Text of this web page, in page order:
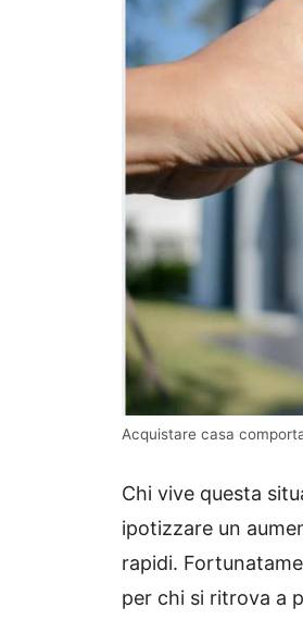
Acquistare casa
Chi vive questa
ipotizzare un
rapidi.
per chi si ritrova a